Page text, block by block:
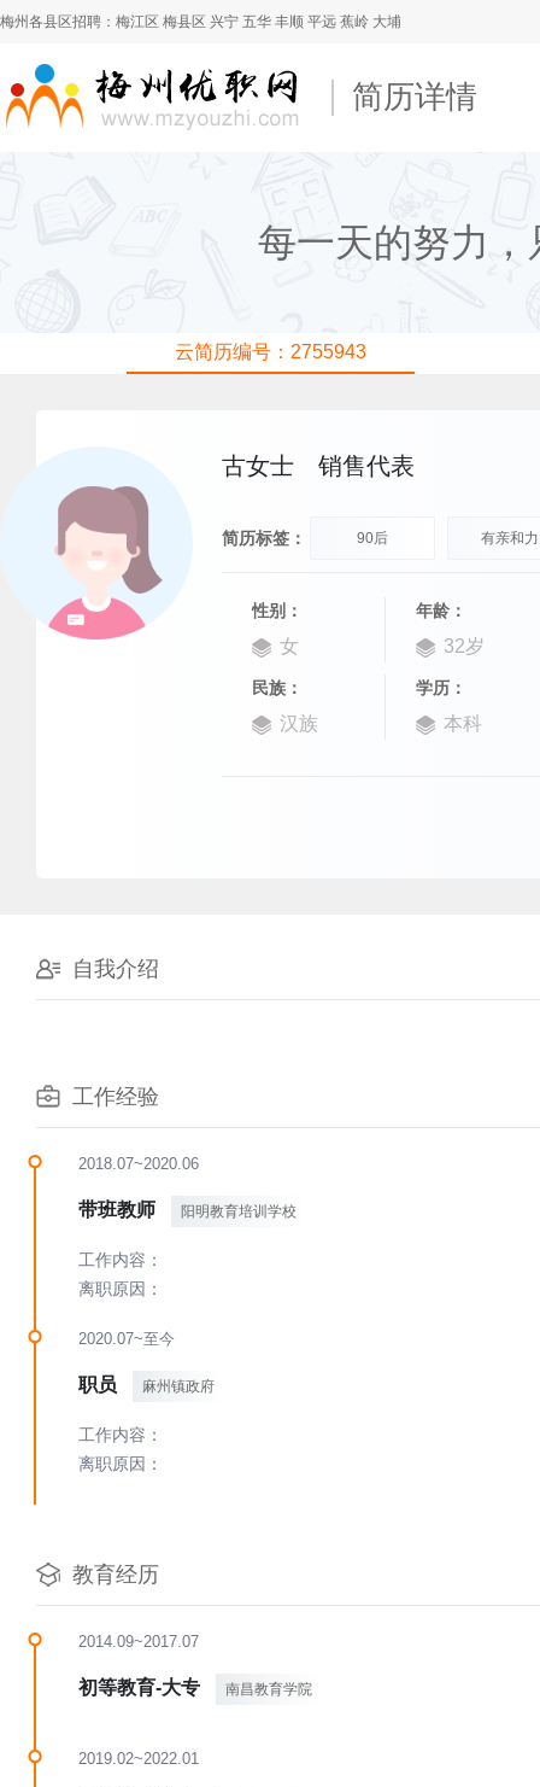
梅州各县区招聘： 梅江区 梅县区 兴宁 五华 丰顺 平远 蕉岭 大埔
简历详情
每一天的努力
云简历编号：2755943
古女士 销售代表
简历标签： 90后 有亲和力
性别：
女
年龄：
32岁
民族：
汉族
学历：
本科
自我介绍
工作经验
2018.07~2020.06
带班教师 阳明教育培训学校
工作内容：
离职原因：
2020.07~至今
职员 麻州镇政府
工作内容：
离职原因：
教育经历
2014.09~2017.07
初等教育-大专 南昌教育学院
2019.02~2022.01